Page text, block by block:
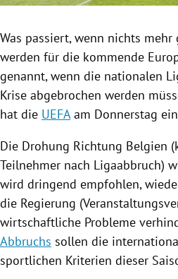
Untermenü
Was passiert, wenn nichts mehr
werden für die kommende
genannt, wenn die nationalen
Krise abgebrochen werden
hat die UEFAam Donnerstag
Die Drohung Richtung Belgien
Teilnehmer nach Ligaabbruch)
wird dringend empfohlen,
die Regierung
wirtschaftliche Probleme
Abbruchs sollen die
sportlichen Kriterien dieser